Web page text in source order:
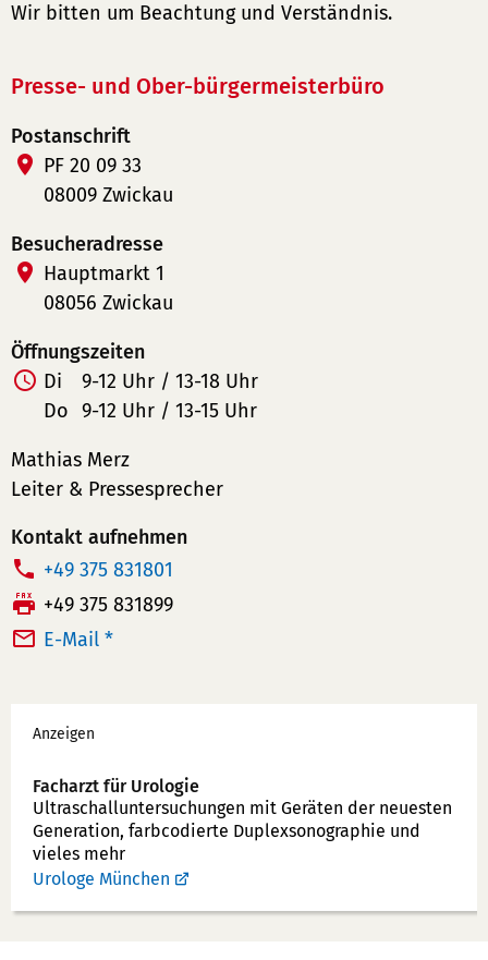
Wir bitten um Beachtung und Verständnis.
Presse- und Ober-bürgermeisterbüro
Postanschrift
PF 20 09 33
08009 Zwickau
Besucheradresse
Hauptmarkt 1
08056 Zwickau
Öffnungszeiten
Di
9-12 Uhr / 13-18 Uhr
Do 9-12 Uhr / 13-15 Uhr
Mathias Merz
Leiter & Pressesprecher
Kontakt aufnehmen
T
e
l
n
u
m
m
e
r:
+49 375 831801
F
a
+49 375 831899
E-Mail *
Werbung
Anzeigen
Facharzt für Urologie
Ultraschallunter­suchungen mit Geräten der neuesten
Generation, farbcodierte Duplex­sonographie und
vieles mehr
Urologe München